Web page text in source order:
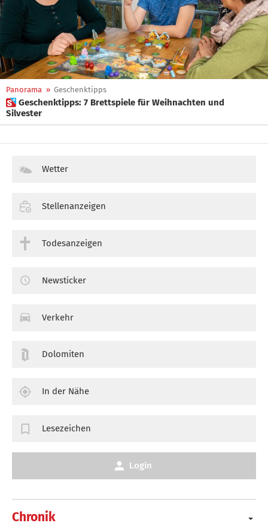
Panorama » Geschenktipps
 Geschenktipps: 7 Brettspiele für Weihnachten und
Silvester
Chronik
Wetter
Stellenanzeigen
Todesanzeigen
Newsticker
Verkehr
Dolomiten
In der Nähe
Lesezeichen
Login